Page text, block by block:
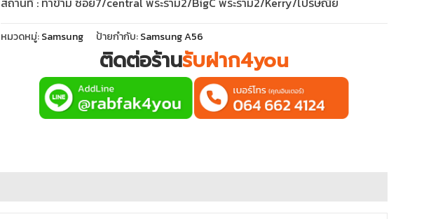
หมวดหมู่:Samsung ป้ายกำกับ:Samsung A56
ติดต่อร้านรับฝาก4you